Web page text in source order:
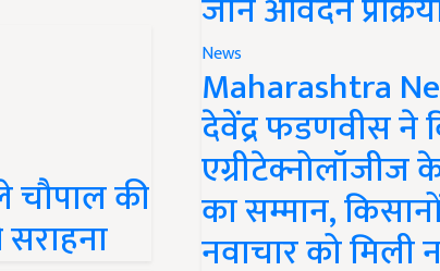
चौपाल की
News
Maharashtra
देवेंद्र फडणवीस ने
एग्रीटेक्नोलॉजीज
का सम्मान,
नवाचार को मिली